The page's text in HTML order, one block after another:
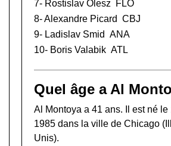
7- Rostislav Olesz
FLO
8-Alexandre Picard CBJ
9- Ladislav Smid ANA
10- Boris Valabik ATL
Quel âge a Al
Al Montoya a 41 ans. Il est né le
1985 dans la ville de Chicago
Unis).